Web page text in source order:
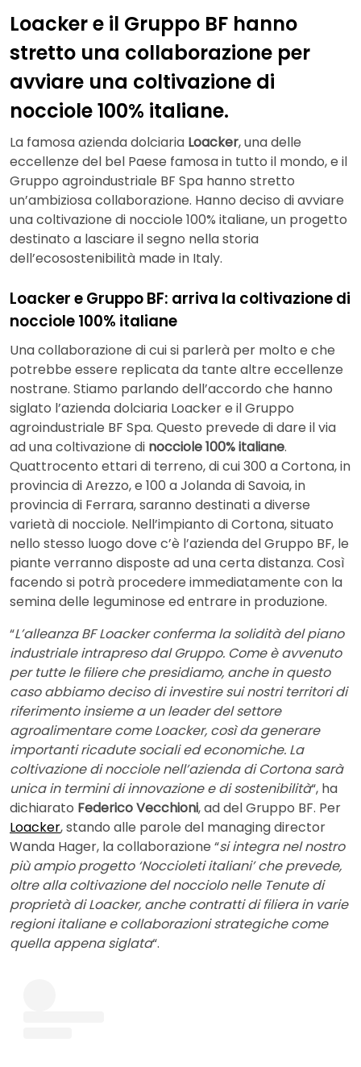
Loacker e il Gruppo BF hanno
stretto una collaborazione per
avviare una coltivazione di
nocciole 100% italiane.
La famosa azienda dolciaria Loacker, una delle
eccellenze del bel Paese famosa in tutto il mondo, e il
Gruppo agroindustriale BF Spa hanno stretto
un’ambiziosa collaborazione. Hanno deciso di avviare
una coltivazione di nocciole 100% italiane, un progetto
destinato a lasciare il segno nella storia
dell’ecosostenibilità made in Italy.
Loacker e Gruppo BF: arriva la coltivazione di
nocciole 100% italiane
Una collaborazione di cui si parlerà per molto e che
potrebbe essere replicata da tante altre eccellenze
nostrane. Stiamo parlando dell’accordo che hanno
siglato l’azienda dolciaria Loacker e il Gruppo
agroindustriale BF Spa. Questo prevede di dare il via
ad una coltivazione di nocciole 100% italiane.
Quattrocento ettari di terreno, di cui 300 a Cortona, in
provincia di Arezzo, e 100 a Jolanda di Savoia, in
provincia di Ferrara, saranno destinati a diverse
varietà di nocciole. Nell’impianto di Cortona, situato
nello stesso luogo dove c’è l’azienda del Gruppo BF, le
piante verranno disposte ad una certa distanza. Così
facendo si potrà procedere immediatamente con la
semina delle leguminose ed entrare in produzione.
“L’alleanza BF Loacker conferma la solidità del piano
industriale intrapreso dal Gruppo. Come è avvenuto
per tutte le filiere che presidiamo, anche in questo
caso abbiamo deciso di investire sui nostri territori di
riferimento insieme a un leader del settore
agroalimentare come Loacker, così da generare
importanti ricadute sociali ed economiche. La
coltivazione di nocciole nell’azienda di Cortona sarà
unica in termini di innovazione e di sostenibilità“, ha
dichiarato Federico Vecchioni, ad del Gruppo BF. Per
Loacker, stando alle parole del managing director
Wanda Hager, la collaborazione “si integra nel nostro
più ampio progetto ‘Noccioleti italiani’ che prevede,
oltre alla coltivazione del nocciolo nelle Tenute di
proprietà di Loacker, anche contratti di filiera in varie
regioni italiane e collaborazioni strategiche come
quella appena siglata“.